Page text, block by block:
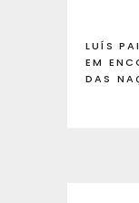
LUÍS
EM
DAS